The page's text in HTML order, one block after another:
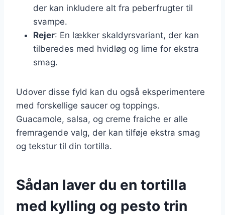
der kan inkludere alt fra peberfrugter til
svampe.
Rejer: En lækker skaldyrsvariant, der kan
tilberedes med hvidløg og lime for ekstra
smag.
Udover disse fyld kan du også eksperimentere
med forskellige saucer og toppings.
Guacamole, salsa, og creme fraiche er alle
fremragende valg, der kan tilføje ekstra smag
og tekstur til din tortilla.
Sådan laver du en tortilla
med kylling og pesto trin